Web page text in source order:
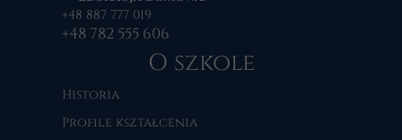
+48 887 777 019
+48 782 555 606
O szkole
Historia
Profile kształcenia